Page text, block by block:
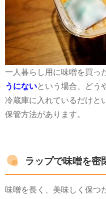
一人暮らし用に味噌を買っ
うにないという場合、どう
冷蔵庫に入れているだけと
保管方法があります。
ラップで味噌を密
味噌を長く、美味しく保つ